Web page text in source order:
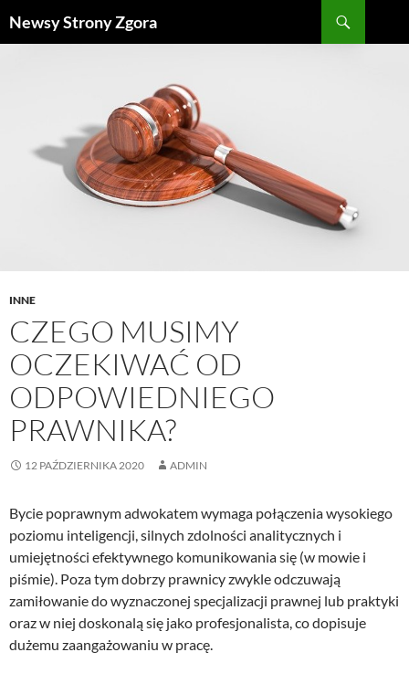
Newsy Strony Zgora
INNE
CZEGO MUSIMY
OCZEKIWAĆ OD
ODPOWIEDNIEGO
PRAWNIKA?
12 PAŹDZIERNIKA 2020 ADMIN
Bycie poprawnym adwokatem wymaga połączenia wysokiego
poziomu inteligencji, silnych zdolności analitycznych i
umiejętności efektywnego komunikowania się (w mowie i
piśmie). Poza tym dobrzy prawnicy zwykle odczuwają
zamiłowanie do wyznaczonej specjalizacji prawnej lub praktyki
oraz w niej doskonalą się jako profesjonalista, co dopisuje
dużemu zaangażowaniu w pracę.